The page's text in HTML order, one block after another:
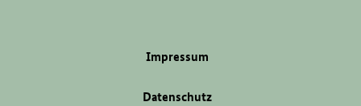
Impressum
Datenschutz